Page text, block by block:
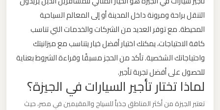
التنقل براحة ومرونة داخل المدينة أو إلى المعالم السياحية
المحيطة. مع توفر العديد من الشركات والخدمات التي تناسب
كافة الاحتياجات، يمكنك اختيار أفضل خيار يتناسب مع ميزانيتك
واحتياجاتك الشخصية. تأكد من الحجز مسبقًا وقراءة الشروط بعناية
للحصول على أفضل تجربة تأجير.
لماذا تختار تأجير السيارات في الجيزة؟
تعتبر الجيزة من أكثر المناطق جذباً للسياح والمقيمين في مصر، حيث
مطار
القاهرة
الدولي
ليموزين
مطار
القاهرة